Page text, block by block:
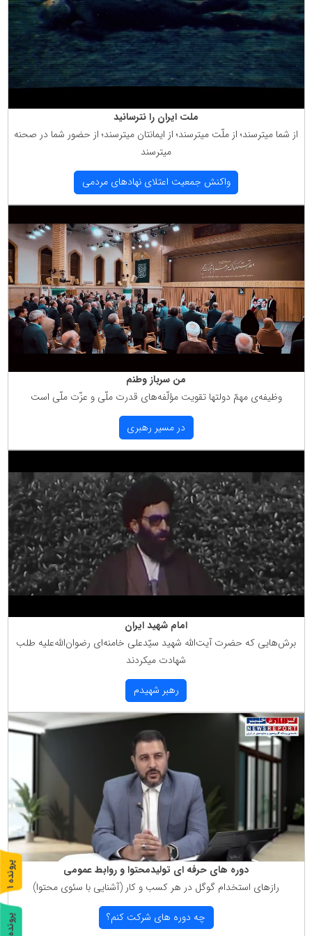
ملت ایران را نترسانید
از شما میترسند؛ از ملّت میترسند؛ از ایمانتان میترسند؛ از حضور شما در صحنه
میترسند
واكنش جمعیت اعتلای نهادهای مردمی
من سرباز وطنم
وظیفه‌ی مهمّ دولتها تقویت مؤلّفه‌های قدرت ملّی و عزّت ملّی است
در مسیر رهبری
امام شهید ایران
برش‌هایی كه حضرت آیت‌الله شهید سیّدعلی خامنه‌ای رضوان‌الله‌علیه طلب
شهادت میكردند
رهبر شهیدم
دوره های حرفه ای تولیدمحتوا و روابط عمومی
رازهای استخدام گوگل در هر كسب و كار (آشنایی با سئوی محتوا)
چه دوره های شركت كنم؟
پ
ر
و
ن
د
ه
1
پ
2